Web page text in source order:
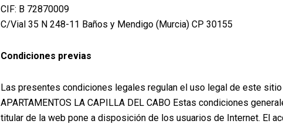
CIF: B 72870009
C/Vial 35 N 248-11 Baños y Mendigo (Murcia) CP 30155
Condiciones previas
Las presentes condiciones legales regulan el uso legal de este
APARTAMENTOS LA CAPILLA DEL CABO Estas condiciones
titular de la web pone a disposición de los usuarios de Internet. El